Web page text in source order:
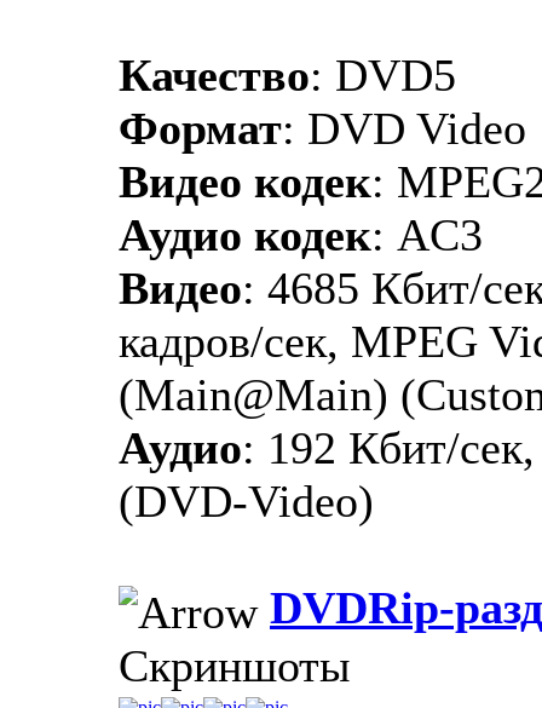
Качество: DVD5
Формат: DVD Video
Видео кодек:
Аудио кодек: AC3
Видео: 4685 Кбит/
кадров/сек, MPEG
(Main@Main)
Аудио: 192 Кбит/
(DVD-Video)
DVDRip-
Скриншоты